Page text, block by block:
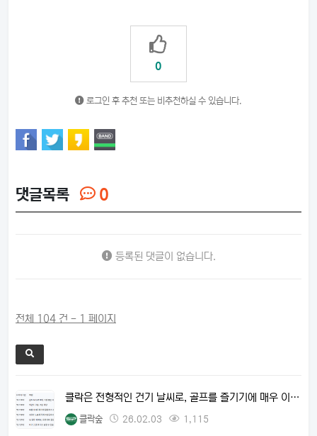
0
로그인 후 추천 또는 비추천하실 수 있습니다.
댓글목록 0
등록된 댓글이 없습니다.
전체 104 건 - 1 페이지
클락은 전형적인 건기 날씨로, 골프를 즐기기에 매우 이…
클락숲 26.02.03 1,115